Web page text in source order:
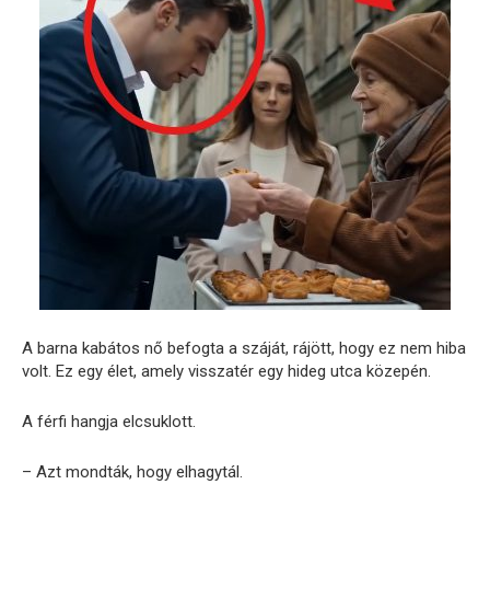
A barna kabátos nő befogta a száját, rájött, hogy ez nem hiba
volt. Ez egy élet, amely visszatér egy hideg utca közepén.
A férfi hangja elcsuklott.
– Azt mondták, hogy elhagytál.